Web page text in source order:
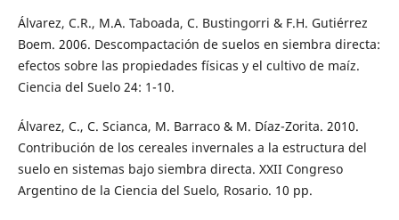
Álvarez, C.R., M.A. Taboada, C. Bustingorri & F.H. Gutiérrez
Boem. 2006. Descompactación de suelos en siembra directa:
efectos sobre las propiedades físicas y el cultivo de maíz.
Ciencia del Suelo 24: 1-10.
Álvarez, C., C. Scianca, M. Barraco & M. Díaz-Zorita. 2010.
Contribución de los cereales invernales a la estructura del
suelo en sistemas bajo siembra directa. XXII Congreso
Argentino de la Ciencia del Suelo, Rosario. 10 pp.